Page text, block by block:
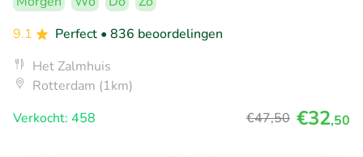
9.1
Perfect • 836 beoordelingen
Het Zalmhuis
Rotterdam (1km)
Verkocht: 458
€47,50 €32,50